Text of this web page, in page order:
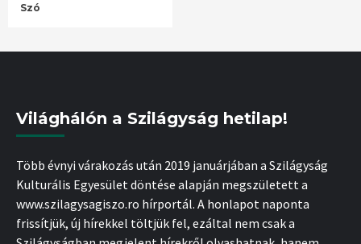
Szó
Világhálón a Szilágyság hetilap!
Több évnyi várakozás után 2019 januárjában a Szilágyság
Kulturális Egyesület döntése alapján megszületett a
www.szilagysagiszo.ro hírportál. A honlapot naponta
frissítjük, új hírekkel töltjük fel, ezáltal nem csak a